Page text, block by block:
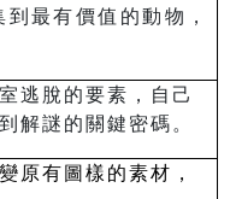
最有價值的動物，
逃脫的要素，自己
解謎的關鍵密碼。
原有圖樣的素材，